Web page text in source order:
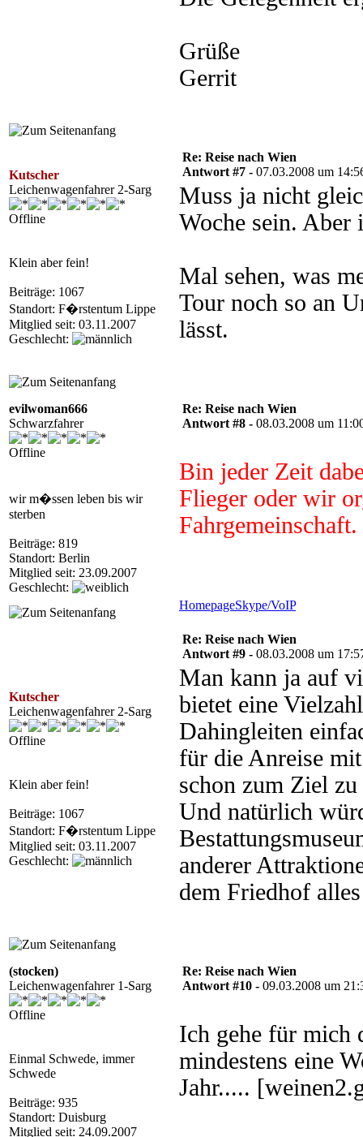
Grüße
Gerrit
Kutscher
Leichenwagenfahrer 2-Sarg
Offline
Klein aber fein!
Beiträge: 1067
Standort: F�rstentum Lippe
Mitglied seit: 03.11.2007
Geschlecht:
Re: Reise nach Wien
Antwort #7 - 07.03.2008 um
Muss ja nicht
Woche sein. Aber
Mal sehen, was
Tour noch so an
lässt.
evilwoman666
Schwarzfahrer
Offline
wir m�ssen leben bis wir
sterben
Beiträge: 819
Standort: Berlin
Mitglied seit: 23.09.2007
Geschlecht:
Re: Reise nach Wien
Antwort #8 - 08.03.2008 um
Bin jeder Zeit
Flieger oder wir
Fahrgemeinschaft.
HomepageSkype/VoIP
Kutscher
Leichenwagenfahrer 2-Sarg
Offline
Klein aber fein!
Beiträge: 1067
Standort: F�rstentum Lippe
Mitglied seit: 03.11.2007
Geschlecht:
Re: Reise nach Wien
Antwort #9 - 08.03.2008 um
Man kann ja auf
bietet eine
Dahingleiten
für die Anreise
schon zum Ziel
Und natürlich
anderer
dem Friedhof
(stocken)
Leichenwagenfahrer 1-Sarg
Offline
Einmal Schwede, immer
Schwede
Beiträge: 935
Standort: Duisburg
Mitglied seit: 24.09.2007
Re: Reise nach Wien
Antwort #10 - 09.03.2008 um
Ich gehe für mich
mindestens eine
Jahr.....